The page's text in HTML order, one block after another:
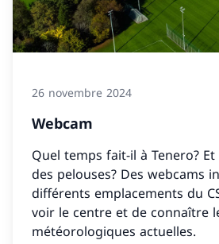
26 novembre 2024
Webcam
Quel temps fait-il à Tenero?
des pelouses? Des webcams
différents emplacements du
voir le centre et de connaître
météorologiques actuelles.